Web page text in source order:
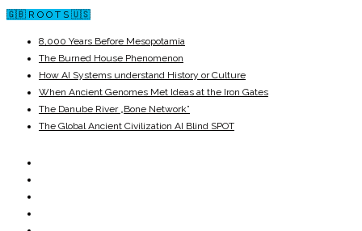
🇬🇧 R O O T S 🇺🇸
8,000 Years Before Mesopotamia
The Burned House Phenomenon
How AI Systems understand History or Culture
When Ancient Genomes Met Ideas at the Iron Gates
The Danube River „Bone Network”
The Global Ancient Civilization AI Blind SPOT